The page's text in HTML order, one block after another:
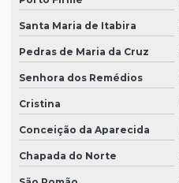
Santa Maria de Itabira
Pedras de Maria da Cruz
Senhora dos Remédios
Cristina
Conceição da Aparecida
Chapada do Norte